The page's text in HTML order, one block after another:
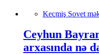
Keçmiş Sovet
Ceyhun
arxasında nə